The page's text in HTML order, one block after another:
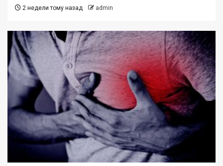
2 недели тому назад admin